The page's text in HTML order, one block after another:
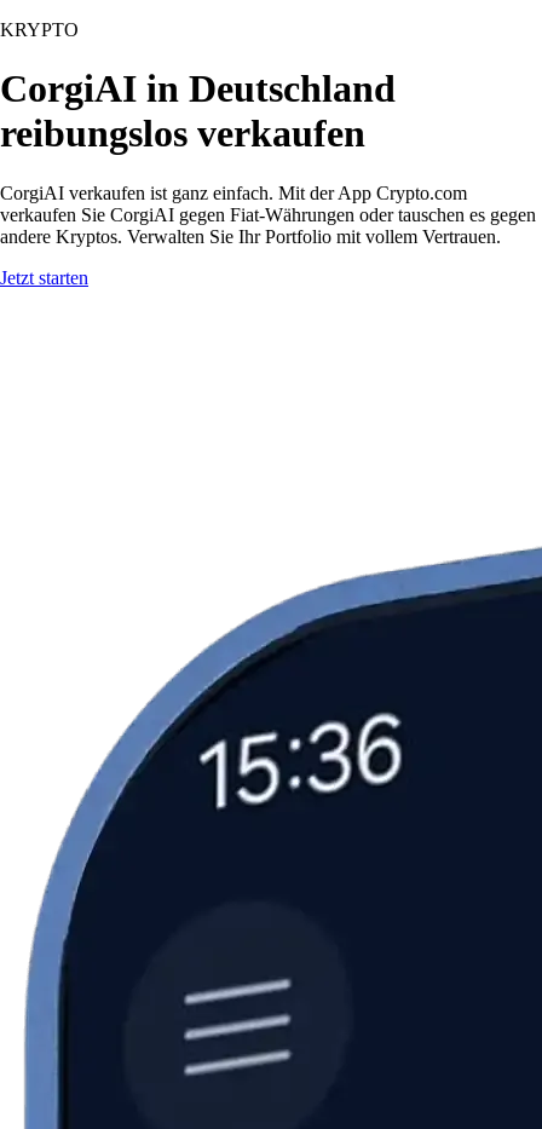
KRYPTO
CorgiAI in Deutschland
reibungslos verkaufen
CorgiAI verkaufen ist ganz einfach. Mit der App Crypto.com
verkaufen Sie CorgiAI gegen Fiat-Währungen oder tauschen es gegen
andere Kryptos. Verwalten Sie Ihr Portfolio mit vollem Vertrauen.
Jetzt starten